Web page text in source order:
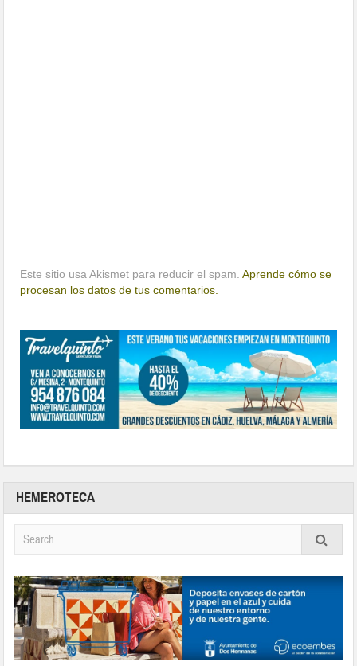
Este sitio usa Akismet para reducir el spam.Aprende cómo se
procesan los datos de tus comentarios.
HEMEROTECA